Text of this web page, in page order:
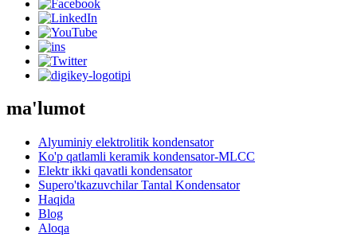
ma'lumot
Alyuminiy elektrolitik kondensator
Ko'p qatlamli keramik kondensator-MLCC
Elektr ikki qavatli kondensator
Supero'tkazuvchilar Tantal Kondensator
Haqida
Blog
Aloqa